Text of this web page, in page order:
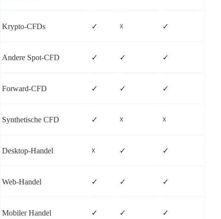
Krypto-CFDs ✓ ☓ ✓
Andere Spot-CFD ✓ ✓ ✓
Forward-CFD ✓ ✓ ✓
Synthetische CFD ✓ ☓ ☓
Desktop-Handel ☓ ✓ ✓
Web-Handel ✓ ✓ ✓
Mobiler Handel ✓ ✓ ✓